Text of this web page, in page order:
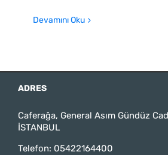
Devamını Oku
ADRES
Caferağa, General Asım Gündüz
İSTANBUL
Telefon: 05422164400